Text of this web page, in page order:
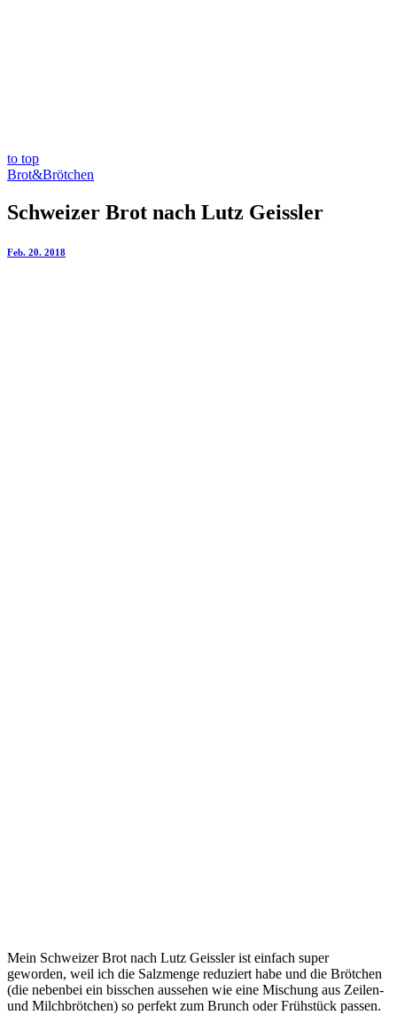
to top
Brot&Brötchen
Schweizer Brot nach Lutz Geissler
Feb. 20. 2018
Mein Schweizer Brot nach Lutz Geissler ist einfach super
geworden, weil ich die Salzmenge reduziert habe und die Brötchen
(die nebenbei ein bisschen aussehen wie eine Mischung aus Zeilen-
und Milchbrötchen) so perfekt zum Brunch oder Frühstück passen.